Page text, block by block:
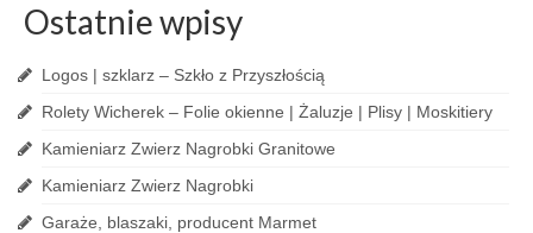
Ostatnie wpisy
Logos | szklarz – Szkło z Przyszłością
Rolety Wicherek – Folie okienne | Żaluzje | Plisy | Moskitiery
Kamieniarz Zwierz Nagrobki Granitowe
Kamieniarz Zwierz Nagrobki
Garaże, blaszaki, producent Marmet